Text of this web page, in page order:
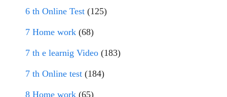
6 th Online Test (125)
7 Home work (68)
7 th e learnig Video (183)
7 th Online test (184)
8 Home work (65)